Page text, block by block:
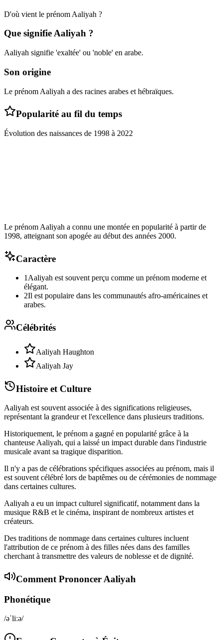
D'où vient le prénom Aaliyah ?
Que signifieAaliyah ?
Aaliyah signifie 'exaltée' ou 'noble' en arabe.
Son origine
Le prénom Aaliyah a des racines arabes et hébraïques.
Popularité au fil du temps
Évolution des naissances de 1998 à 2022
Le prénom Aaliyah a connu une montée en popularité à partir de
1998, atteignant son apogée au début des années 2000.
Caractère
1Aaliyah est souvent perçu comme un prénom moderne et
élégant.
2Il est populaire dans les communautés afro-américaines et
arabes.
Célébrités
Aaliyah Haughton
Aaliyah Jay
Histoire et Culture
Aaliyah est souvent associée à des significations religieuses,
représentant la grandeur et l'excellence dans plusieurs traditions.
Historiquement, le prénom a gagné en popularité grâce à la
chanteuse Aaliyah, qui a laissé un impact durable dans l'industrie
musicale avant sa tragique disparition.
Il n'y a pas de célébrations spécifiques associées au prénom, mais il
est souvent célébré lors de baptêmes ou de cérémonies de nommage
dans certaines cultures.
Aaliyah a eu un impact culturel significatif, notamment dans la
musique R&B et le cinéma, inspirant de nombreux artistes et
créateurs.
Des traditions de nommage dans certaines cultures incluent
l'attribution de ce prénom à des filles nées dans des familles
cherchant à transmettre des valeurs de noblesse et de dignité.
Comment Prononcer Aaliyah
Phonétique
/əˈliːə/